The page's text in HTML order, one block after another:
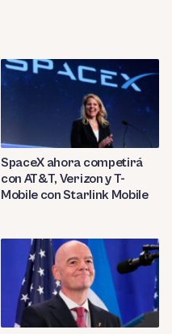
SpaceX ahora competirá
con AT&T, Verizon y T-
Mobile con Starlink Mobile